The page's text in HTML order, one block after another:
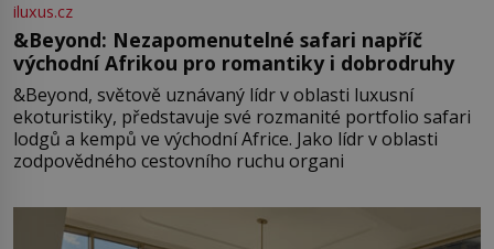
iluxus.cz
&Beyond: Nezapomenutelné safari napříč
východní Afrikou pro romantiky i dobrodruhy
&Beyond, světově uznávaný lídr v oblasti luxusní
ekoturistiky, představuje své rozmanité portfolio safari
lodgů a kempů ve východní Africe. Jako lídr v oblasti
zodpovědného cestovního ruchu organi